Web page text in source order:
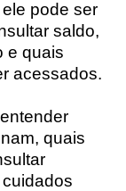
pode ser
saldo,
e quais
acessados.
quais